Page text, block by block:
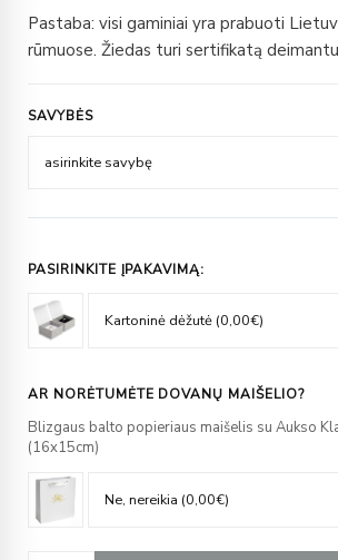
Pastaba: visi gaminiai yra prabuoti
rūmuose. Žiedas turi sertifikatą
SAVYBĖS
PASIRINKITE ĮPAKAVIMĄ:
AR NORĖTUMĖTE DOVANŲ MAIŠELIO?
Blizgaus balto popieriaus maišelis su Aukso
(16x15cm)